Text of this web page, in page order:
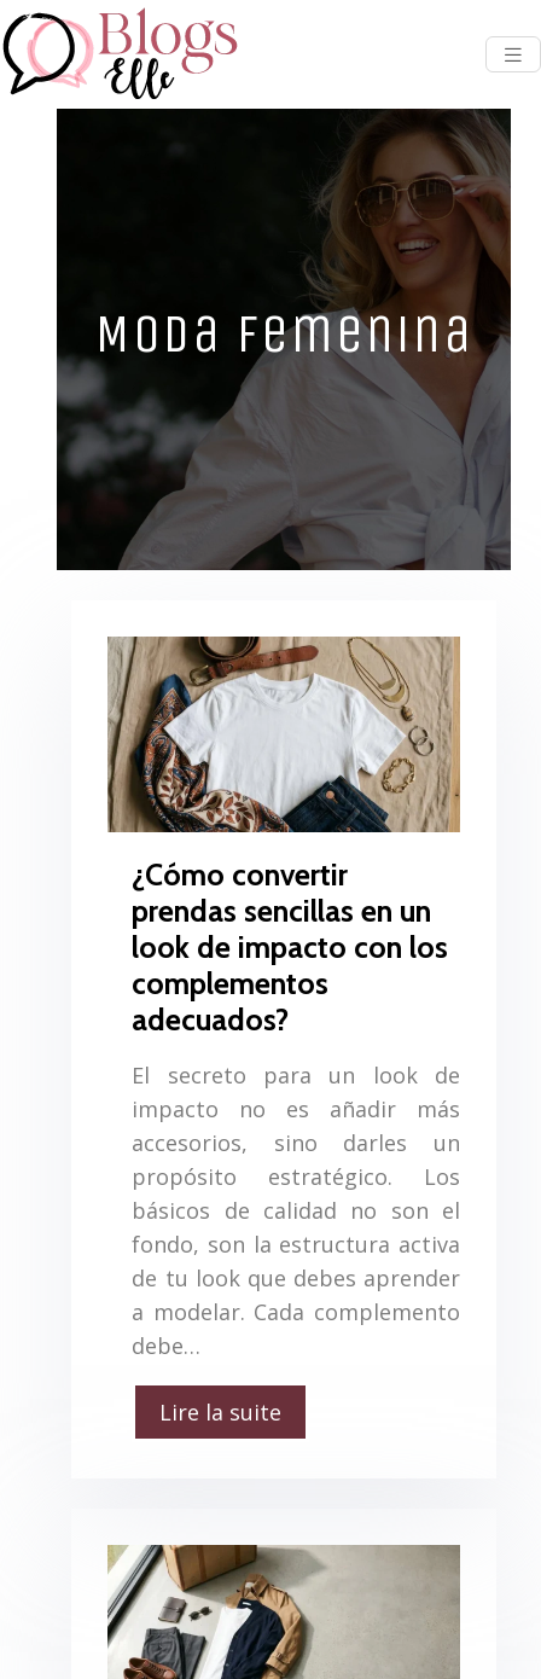
Moda femenina
¿Cómo convertir
prendas sencillas en un
look de impacto con los
complementos
adecuados?
El secreto para un look de
impacto no es añadir más
accesorios, sino darles un
propósito estratégico. Los
básicos de calidad no son el
fondo, son la estructura activa
de tu look que debes aprender
a modelar. Cada complemento
debe…
Lire la suite